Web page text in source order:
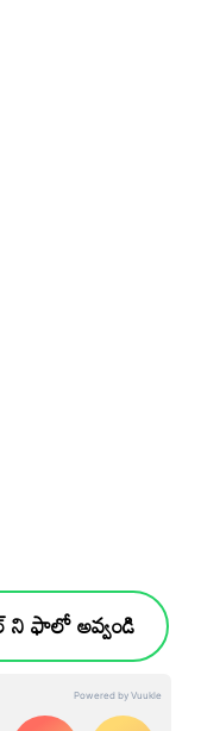
ని ఫాలో అవ్వండి